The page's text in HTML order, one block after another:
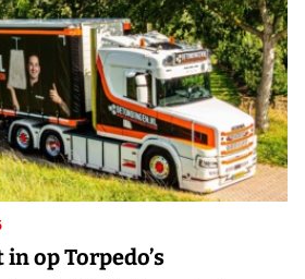
op Torpedo’s